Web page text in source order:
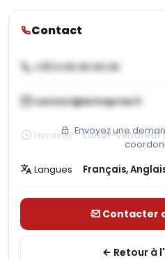
Contact
+33 X XX XX XX XX
contact@entreprise.fr
Envoyez une
Horaires Lundi-Vendredi
Langues Français,
Contacter
Retour à